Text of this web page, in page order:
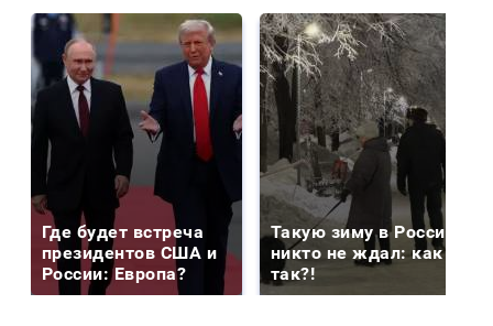
Где будет встреча
президентов США и
России: Европа?
Такую зиму в России
никто не ждал: как
так?!